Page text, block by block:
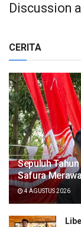
Discussion
CERITA
Sepuluh
Safura
4 AGUSTUS 2026